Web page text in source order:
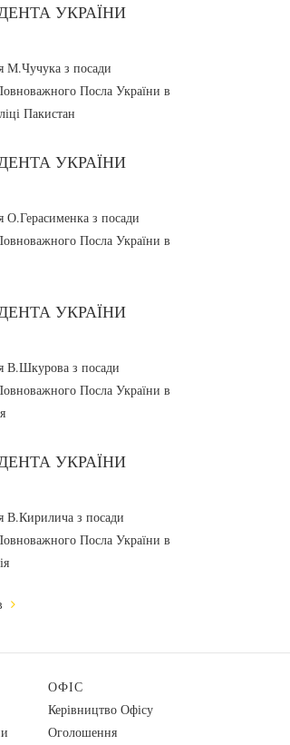
УКРАЇНИ
М.Чучука з посади
Посла України в
Пакистан
УКРАЇНИ
О.Герасименка з посади
Посла України в
УКРАЇНИ
В.Шкурова з посади
Посла України в
УКРАЇНИ
В.Кирилича з посади
Посла України в
ОФІС
Керівництво Офісу
Оголошення